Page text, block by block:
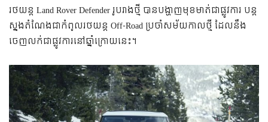
​​​​​​​​​​​​​​​​​​​​​រថយន្ត Land Rover Defender រូបរាង​ថ្មី បាន​បង្ហាញ​មុខ​មាត់​ជា​ផ្លូវ​ការ បន្ត​
ស្នង​តំណែង​ជា​កំពូល​រថយន្ត Off-Road ប្រចាំ​សម័យ​កាល​ថ្មី ដែល​​នឹង​
ចេញ​លក់​ជា​ផ្លូវ​ការ​នៅ​ឆ្នាំ​ក្រោយ​នេះ។